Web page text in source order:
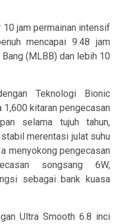
10 jam permainan intensif
mencapai 9.48 jam
(MLBB) dan lebih 10
Teknologi Bionic
1,600 kitaran pengecasan
selama tujuh tahun,
merentasi julat suhu
menyokong pengecasan
songsang 6W,
sebagai bank kuasa
Ultra Smooth 6.8 inci